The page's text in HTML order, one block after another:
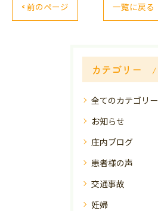
< 前のページ 一覧に戻る
カテゴリー
全てのカテゴリー
お知らせ
庄内ブログ
患者様の声
交通事故
妊婦